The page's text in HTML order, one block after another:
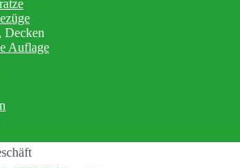
Decken
Auflage
Matratzenberatung
Betten
Schlafberatung
Relax 2000
aus reinem Naturlatex